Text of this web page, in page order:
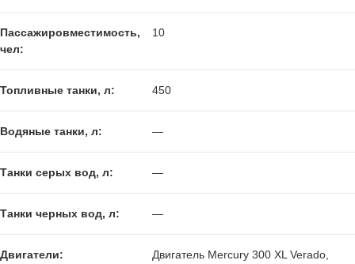
Пассажировместимость,
чел:
10
Топливные танки, л: 450
Водяные танки, л: —
Танки серых вод, л: —
Танки черных вод, л: —
Двигатели:
Двигатель Mercury 300 XL Verado,